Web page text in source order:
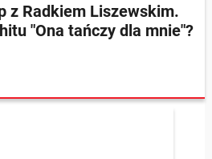
z Radkiem Liszewskim.
"Ona tańczy dla mnie"?